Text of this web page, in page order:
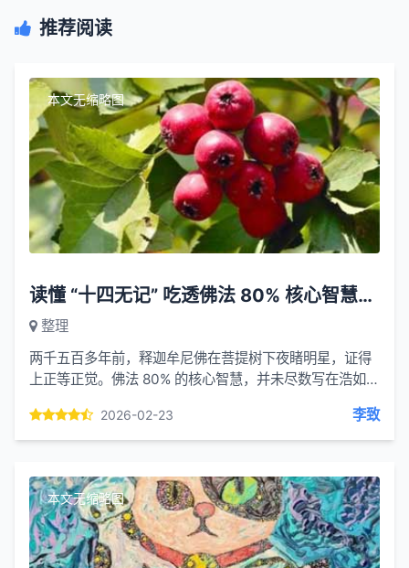
推荐阅读
本文无缩略图
读懂 “十四无记” 吃透佛法 80% 核心智慧：佛陀不答之答的终极慈悲
整理
两千五百多年前，释迦牟尼佛在菩提树下夜睹明星，证得
上正等正觉。佛法 80% 的核心智慧，并未尽数写在浩如烟
个问题...
2026-02-23 李致
本文无缩略图